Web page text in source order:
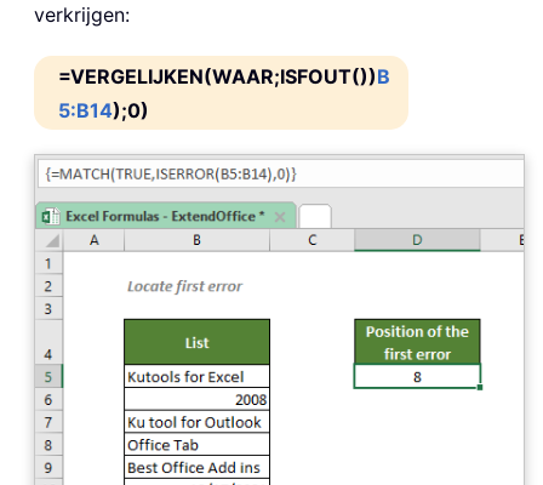
verkrijgen:
=VERGELIJKEN(WAAR;ISFOUT())B
5:B14);0)